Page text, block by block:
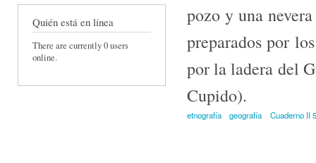
Quién está en línea
There are currently 0 users
online.
pozo y una
preparados por
por la ladera del
Cupido).
etnografía geografía Cuaderno II 5